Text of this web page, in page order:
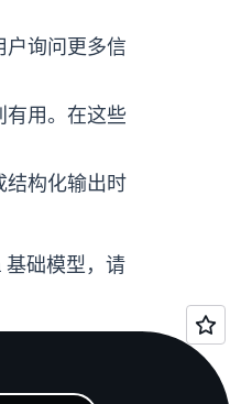
户询问更多信
有用。在这些
结构化输出时
基础模型，请